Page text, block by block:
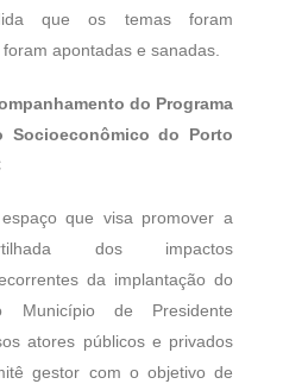
que os temas foram
apontadas e sanadas.
do Programa
Socioeconômico do Porto
que visa promover a
dos impactos
da implantação do
Município de Presidente
atores públicos e privados
gestor com o objetivo de